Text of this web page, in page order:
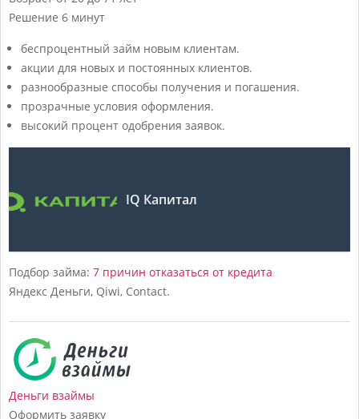
Решение 6 минут
беспроцентный займ новым клиентам.
акции для новых и постоянных клиентов.
разнообразные способы получения и погашения.
прозрачные условия оформления.
высокий процент одобрения заявок.
IQ Капитал
Подбор займа: 7 причин отказаться от кредита
Яндекс Деньги, Qiwi, Contact.
Деньги взаймы
Оформить заявку